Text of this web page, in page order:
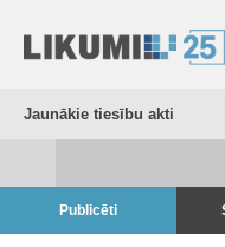
Jaunākie tiesību akti
Publicēti